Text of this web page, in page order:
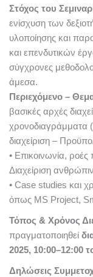
Στόχος του
ενίσχυση των
υλοποίησης και
και επενδυτικών
σύγχρονες
άμεσα.
Περιεχόμενο –
βασικές αρχές
χρονοδιαγράμματα
διαχείριση –
• Επικοινωνία,
Διαχείριση
• Case studies και
όπως MS Project,
Τόπος & Χρόνος
πραγματοποιηθεί
2025, 10:00–12:00
Δηλώσεις